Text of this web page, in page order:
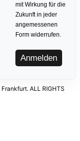
mit Wirkung für die
Zukunft in jeder
angemessenen
Form widerrufen.
Anmelden
ALL RIGHTS